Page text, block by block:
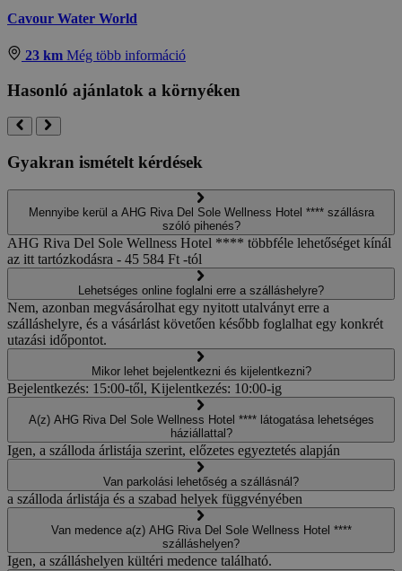
Cavour Water World
23 km Még több információ
Hasonló ajánlatok a környéken
Gyakran ismételt kérdések
Mennyibe kerül a AHG Riva Del Sole Wellness Hotel **** szállásra
szóló pihenés?
AHG Riva Del Sole Wellness Hotel **** többféle lehetőséget kínál
az itt tartózkodásra - 45 584 Ft -tól
Lehetséges online foglalni erre a szálláshelyre?
Nem, azonban megvásárolhat egy nyitott utalványt erre a
szálláshelyre, és a vásárlást követően később foglalhat egy konkrét
utazási időpontot.
Mikor lehet bejelentkezni és kijelentkezni?
Bejelentkezés: 15:00-től, Kijelentkezés: 10:00-ig
A(z) AHG Riva Del Sole Wellness Hotel **** látogatása lehetséges
háziállattal?
Igen, a szálloda árlistája szerint, előzetes egyeztetés alapján
Van parkolási lehetőség a szállásnál?
a szálloda árlistája és a szabad helyek függvényében
Van medence a(z) AHG Riva Del Sole Wellness Hotel ****
szálláshelyen?
Igen, a szálláshelyen kültéri medence található.